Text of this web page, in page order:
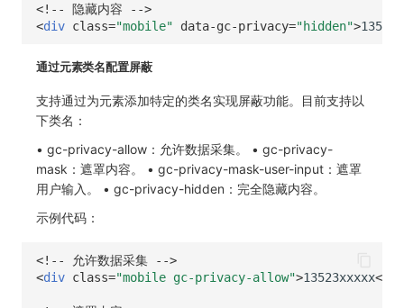
<!-- 隐藏内容 -->
<div class="mobile" data-gc-privacy="hidden">
通过元素类名配置屏蔽
支持通过为元素添加特定的类名实现屏蔽功能。目前支持以
下类名：
• gc-privacy-allow：允许数据采集。 • gc-privacy-
mask：遮罩内容。 • gc-privacy-mask-user-input：遮罩
用户输入。 • gc-privacy-hidden：完全隐藏内容。
示例代码：
<!-- 允许数据采集 -->
<div class="mobile gc-privacy-allow">13523xxxxx</